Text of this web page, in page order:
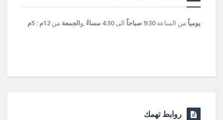
يومياً من الساعة9:30 صباحاً الى4:30 مساءً ,والجمعة من 12م : 5م
روابط تهمك